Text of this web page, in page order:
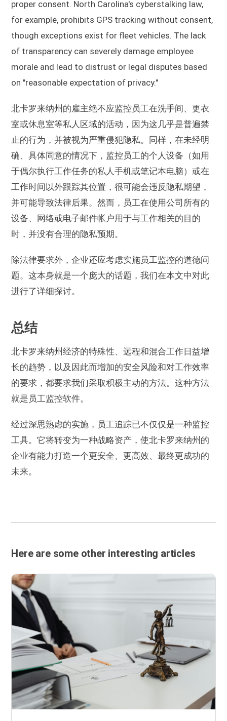
proper consent. North Carolina's cyberstalking law,
for example, prohibits GPS tracking without consent,
though exceptions exist for fleet vehicles. The lack
of transparency can severely damage employee
morale and lead to distrust or legal disputes based
on "reasonable expectation of privacy."
北卡罗来纳州的雇主绝不应监控员工在洗手间、更衣
室或休息室等私人区域的活动，因为这几乎是普遍禁
止的行为，并被视为严重侵犯隐私。同样，在未经明
确、具体同意的情况下，监控员工的个人设备（如用
于偶尔执行工作任务的私人手机或笔记本电脑）或在
工作时间以外跟踪其位置，很可能会违反隐私期望，
并可能导致法律后果。然而，员工在使用公司所有的
设备、网络或电子邮件帐户用于与工作相关的目的
时，并没有合理的隐私预期。
除法律要求外，企业还应考虑实施员工监控的道德问
题。这本身就是一个庞大的话题，我们在本文中对此
进行了详细探讨。
总结
北卡罗来纳州经济的特殊性、远程和混合工作日益增
长的趋势，以及因此而增加的安全风险和对工作效率
的要求，都要求我们采取积极主动的方法。这种方法
就是员工监控软件。
经过深思熟虑的实施，员工追踪已不仅仅是一种监控
工具。它将转变为一种战略资产，使北卡罗来纳州的
企业有能力打造一个更安全、更高效、最终更成功的
未来。
Here are some other interesting articles